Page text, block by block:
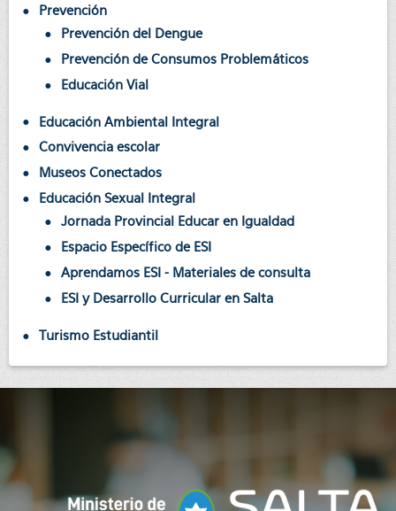
Prevención
Prevención del Dengue
Prevención de Consumos Problemáticos
Educación Vial
Educación Ambiental Integral
Convivencia escolar
Museos Conectados
Educación Sexual Integral
Jornada Provincial Educar en Igualdad
Espacio Específico de ESI
Aprendamos ESI - Materiales de consulta
ESI y Desarrollo Curricular en Salta
Turismo Estudiantil